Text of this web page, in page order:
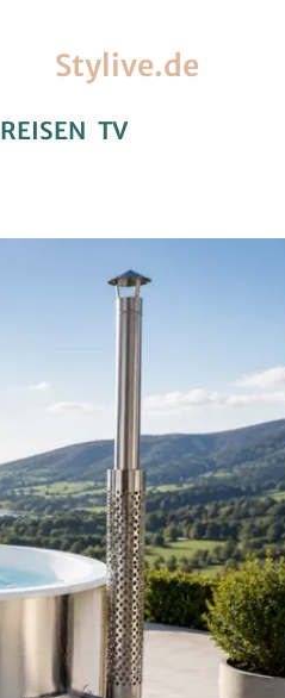
Stylive.de
REISEN TV